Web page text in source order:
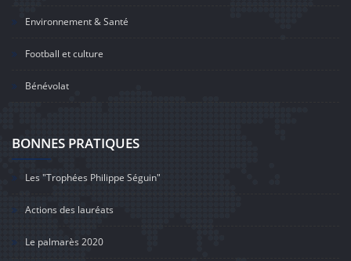
Environnement & Santé
Football et culture
Bénévolat
BONNES PRATIQUES
Les "Trophées Philippe Séguin"
Actions des lauréats
Le palmarès 2020